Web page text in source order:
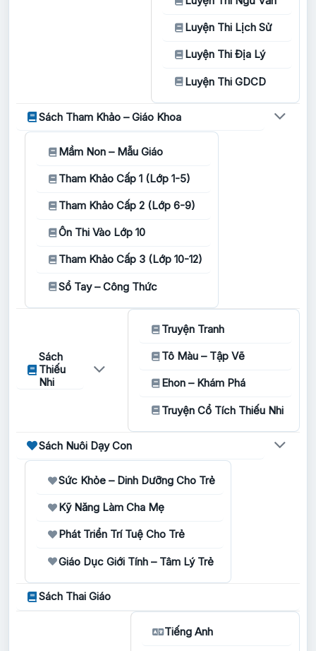
Luyện Thi Lịch Sử
Luyện Thi Địa Lý
Luyện Thi GDCD
Sách Tham Khảo – Giáo Khoa
Mầm Non – Mẫu Giáo
Tham Khảo Cấp 1 (Lớp 1-5)
Tham Khảo Cấp 2 (Lớp 6-9)
Ôn Thi Vào Lớp 10
Tham Khảo Cấp 3 (Lớp 10-12)
Sổ Tay – Công Thức
Sách
Thiếu
Nhi
Truyện Tranh
Tô Màu – Tập Vẽ
Ehon – Khám Phá
Truyện Cổ Tích Thiếu Nhi
Sách Nuôi Dạy Con
Sức Khỏe – Dinh Dưỡng Cho Trẻ
Kỹ Năng Làm Cha Mẹ
Phát Triển Trí Tuệ Cho Trẻ
Giáo Dục Giới Tính – Tâm Lý Trẻ
Sách Thai Giáo
Tiếng Anh